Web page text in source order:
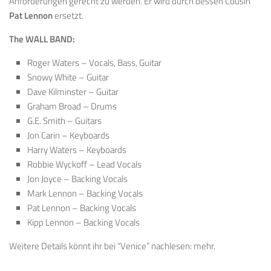
Pat Lennonersetzt.
The WALL BAND:
Roger Waters – Vocals, Bass, Guitar
Snowy White – Guitar
Dave Kilminster – Guitar
Graham Broad – Drums
G.E. Smith – Guitars
Jon Carin – Keyboards
Harry Waters – Keyboards
Robbie Wyckoff – Lead Vocals
Jon Joyce – Backing Vocals
Mark Lennon – Backing Vocals
Pat Lennon – Backing Vocals
Kipp Lennon – Backing Vocals
Weitere Details könnt ihr bei “Venice” nachlesen: mehr.